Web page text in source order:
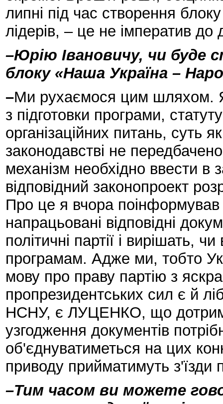
липні під час створення
лідерів, – це не імператив до
–Юрію Івановичу, чи буде
блоку «Наша Україна –
–Ми рухаємося цим шляхом.
з підготовки програми,
організаційних питань, суть
законодавстві не
механізм необхідно ввести в
відповідний законопроект
Про це я вчора
напрацьовані відповідні
політичні партії і вирішать,
програмам. Адже ми, тобто
мову про праву партію з
пропрезидентських сил є й
НСНУ, є ЛУЦЕНКО, що
узгодження документів
об'єднуватиметься на цих
приводу прийматимуть з'їзди
–Тим часом ви можете